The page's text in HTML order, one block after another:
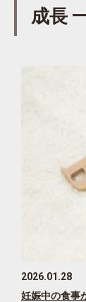
成長
2026.01.28
妊娠中の食事